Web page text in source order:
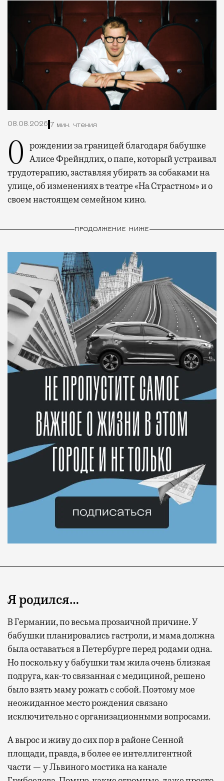
08.08.2026 7 мин. чтения
О рождении за границей благодаря бабушке Алисе Фрейндлих, о папе, который устраивал
трудотерапию, заставляя убирать за собаками на
улице, об изменениях в театре «На Страстном» и о
своем настоящем семейном кино.
ПРОДОЛЖЕНИЕ НИЖЕ
Я родился…
В Германии, по весьма прозаичной причине. У
бабушки планировались гастроли, и мама должна
была оставаться в Петербурге перед родами одна.
Но поскольку у бабушки там жила очень близкая
подруга, как-то связанная с медициной, решено
было взять маму рожать с собой. Поэтому мое
неожиданное место рождения связано
исключительно с организационными вопросами.
А вырос и живу до сих пор в районе Сенной
площади, правда, в более ее интеллигентной
части — у Львиного мостика на канале